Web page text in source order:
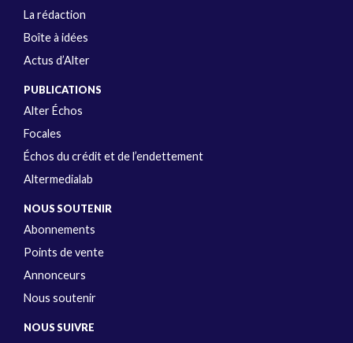
La rédaction
Boîte à idées
Actus d’Alter
PUBLICATIONS
Alter Échos
Focales
Échos du crédit et de l’endettement
Altermedialab
NOUS SOUTENIR
Abonnements
Points de vente
Annonceurs
Nous soutenir
NOUS SUIVRE